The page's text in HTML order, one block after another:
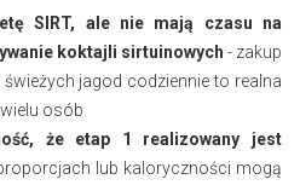
SIRT, ale nie mają czasu na
koktajli sirtuinowych - zakup
jagod codziennie to realna
osób
że etap 1 realizowany jest
lub kaloryczności mogą